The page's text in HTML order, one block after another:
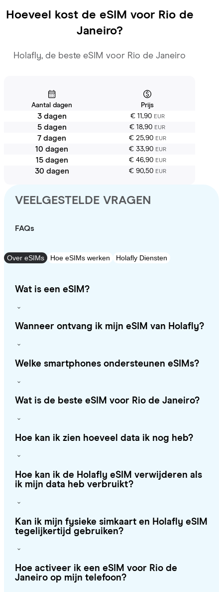
Hoeveel kost de eSIM voor Rio de
Janeiro?
Holafly, de beste eSIM voor Rio de Janeiro
Aantal dagen Prijs
3 dagen € 11,90 EUR
5 dagen € 18,90 EUR
7 dagen € 25,90 EUR
10 dagen € 33,90 EUR
15 dagen € 46,90 EUR
30 dagen € 90,50 EUR
VEELGESTELDE VRAGEN
FAQs
Over eSIMs Hoe eSIMs werken Holafly Diensten
Wat is een eSIM?
Wanneer ontvang ik mijn eSIM van Holafly?
Welke smartphones ondersteunen eSIMs?
Wat is de beste eSIM voor Rio de Janeiro?
Hoe kan ik zien hoeveel data ik nog heb?
Hoe kan ik de Holafly eSIM verwijderen als
ik mijn data heb verbruikt?
Kan ik mijn fysieke simkaart en Holafly eSIM
tegelijkertijd gebruiken?
Hoe activeer ik een eSIM voor Rio de
Janeiro op mijn telefoon?